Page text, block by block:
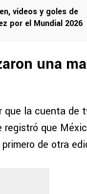
videos y goles de
por el Mundial 2026
una
que la cuenta de
que
de otra